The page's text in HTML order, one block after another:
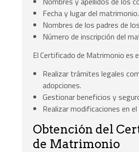
Fecha y lugar del matrimonio.
Nombres de los padres de
Número de inscripción del
El Certificado de Matrimonio es
Realizar trámites legales
adopciones.
Gestionar beneficios y
Realizar modificaciones en
Obtención del
de Matrimonio